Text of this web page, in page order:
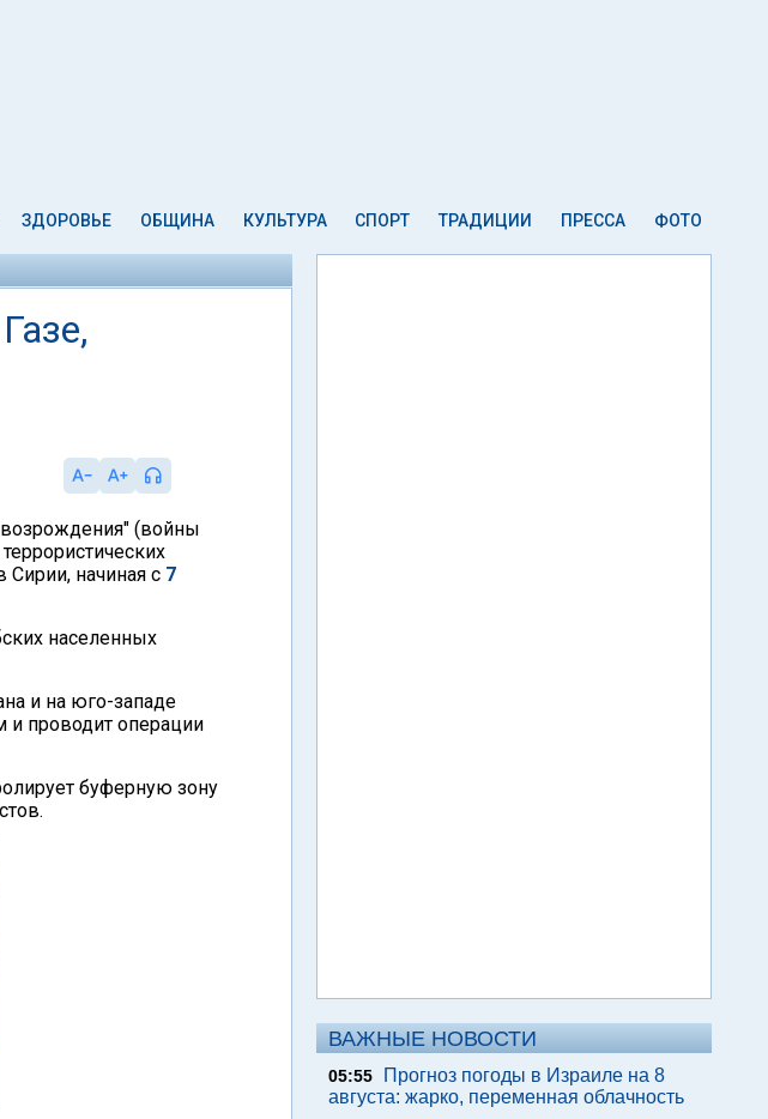
ЗДОРОВЬЕ ОБЩИНА КУЛЬТУРА СПОРТ ТРАДИЦИИ ПРЕССА ФОТО
(войны
Сирии, начиная с 7
населенных
и на юго-западе
и проводит операции
буферную зону
ВАЖНЫЕ НОВОСТИ
05:55
Прогноз погоды в Израиле на 8
августа: жарко, переменная облачность